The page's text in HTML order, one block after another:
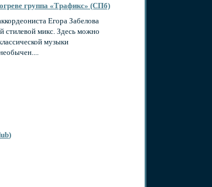
группа «Трафикс» (СПб)
Егора Забелова
стилевой микс. Здесь можно
музыки
)